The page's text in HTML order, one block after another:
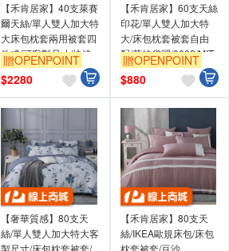
【禾肯居家】40支萊賽
爾天絲/單人雙人加大特
大床包枕套兩用被套四
件式/可客製尺寸/快速
出貨/台灣製造/親膚透
氣/多款花色
贈OPENPOINT
$2280
【禾肯居家】60支天絲
印花/單人雙人加大特
大/床包枕套被套自由
配/花枝雀躍/0602/MIT
台灣製
贈OPENPOINT
$880
【奢華質感】80支天
絲/單人雙人加大特大客
製尺寸/床包枕套被套/
【禾肯居家】80支天
絲/IKEA歐規床包/床包
枕套被套/豆沙